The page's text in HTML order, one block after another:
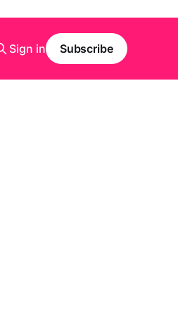
Sign in Subscribe